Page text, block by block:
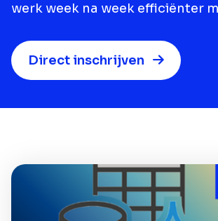
werk week na week efficiënter
Direct inschrijven